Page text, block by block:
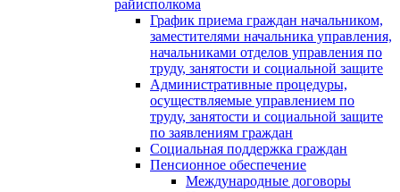
райисполкома
График приема граждан начальником,
заместителями начальника управления,
начальниками отделов управления по
труду, занятости и социальной защите
Административные процедуры,
осуществляемые управлением по
труду, занятости и социальной защите
по заявлениям граждан
Социальная поддержка граждан
Пенсионное обеспечение
Международные договоры